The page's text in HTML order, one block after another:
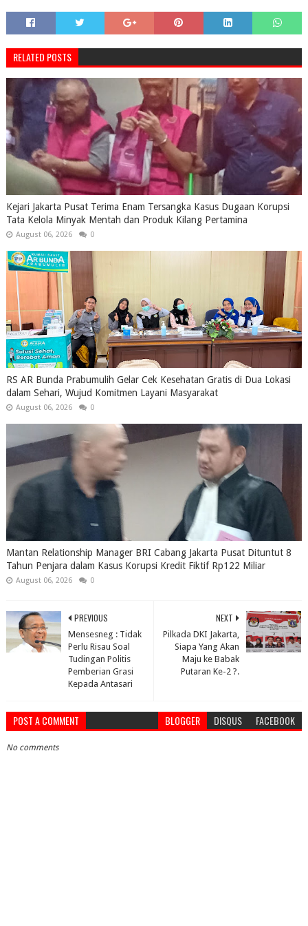
RELATED POSTS
Kejari Jakarta Pusat Terima Enam Tersangka Kasus Dugaan Korupsi
Tata Kelola Minyak Mentah dan Produk Kilang Pertamina
August 06, 2026 0
RS AR Bunda Prabumulih Gelar Cek Kesehatan Gratis di Dua Lokasi
dalam Sehari, Wujud Komitmen Layani Masyarakat
August 06, 2026 0
Mantan Relationship Manager BRI Cabang Jakarta Pusat Dituntut 8
Tahun Penjara dalam Kasus Korupsi Kredit Fiktif Rp122 Miliar
August 06, 2026 0
NEXT
Pilkada DKI Jakarta,
Siapa Yang Akan
Maju ke Babak
Putaran Ke-2 ?.
PREVIOUS
Mensesneg : Tidak
Perlu Risau Soal
Tudingan Politis
Pemberian Grasi
Kepada Antasari
POST A COMMENT BLOGGER DISQUS FACEBOOK
No comments